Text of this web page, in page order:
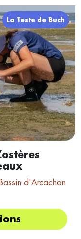
La Teste de Buch
d'Arcachon